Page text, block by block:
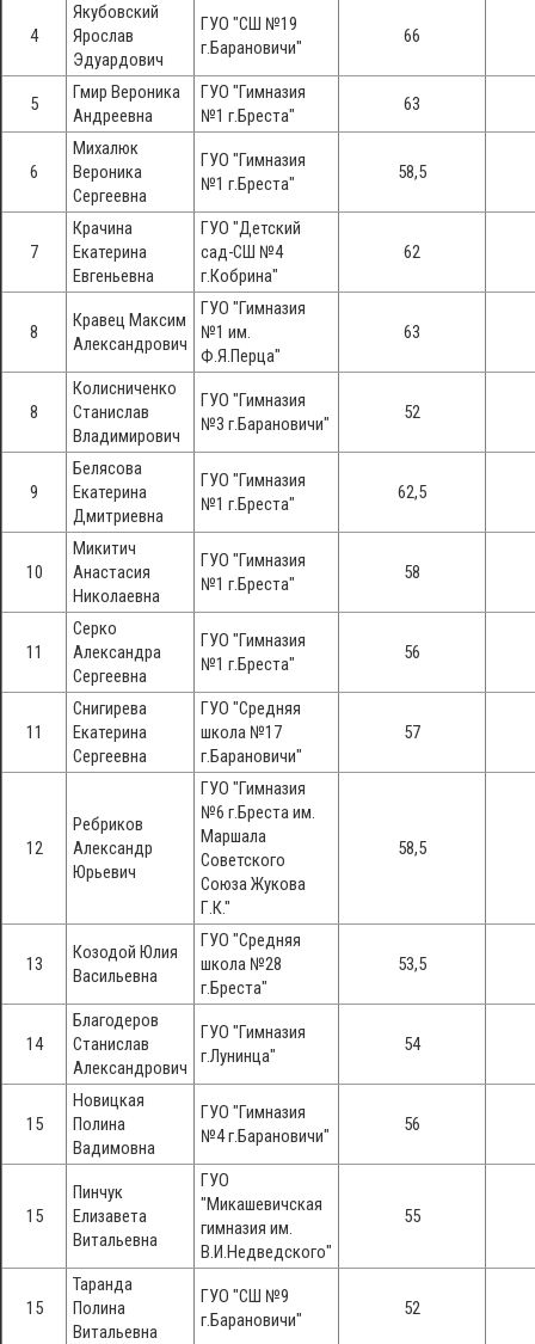
4
Якубовский
Ярослав
Эдуардович
ГУО "СШ №19
г.Барановичи"
66
5
Гмир Вероника
Андреевна
ГУО "Гимназия
№1 г.Бреста"
63
6
Михалюк
Вероника
Сергеевна
ГУО "Гимназия
№1 г.Бреста"
58,5
7
Крачина
Екатерина
Евгеньевна
ГУО "Детский
сад-СШ №4
г.Кобрина"
62
8
Кравец Максим
Александрович
ГУО "Гимназия
№1 им.
Ф.Я.Перца"
63
8
Колисниченко
Станислав
Владимирович
ГУО "Гимназия
№3 г.Барановичи"
52
9
Белясова
Екатерина
Дмитриевна
ГУО "Гимназия
№1 г.Бреста"
62,5
10
Микитич
Анастасия
Николаевна
ГУО "Гимназия
№1 г.Бреста"
58
11
Серко
Александра
Сергеевна
ГУО "Гимназия
№1 г.Бреста"
56
11
Снигирева
Екатерина
Сергеевна
ГУО "Средняя
школа №17
г.Барановичи"
57
12
Ребриков
Александр
Юрьевич
ГУО "Гимназия
№6 г.Бреста им.
Маршала
Советского
Союза Жукова
Г.К."
58,5
13
Козодой Юлия
Васильевна
ГУО "Средняя
школа №28
г.Бреста"
53,5
14
Благодеров
Станислав
Александрович
ГУО "Гимназия
г.Лунинца"
54
15
Новицкая
Полина
Вадимовна
ГУО "Гимназия
№4 г.Барановичи"
56
15
Пинчук
Елизавета
Витальевна
ГУО
"Микашевичская
гимназия им.
В.И.Недведского"
55
15
Таранда
Полина
Витальевна
ГУО "СШ №9
г.Барановичи"
52